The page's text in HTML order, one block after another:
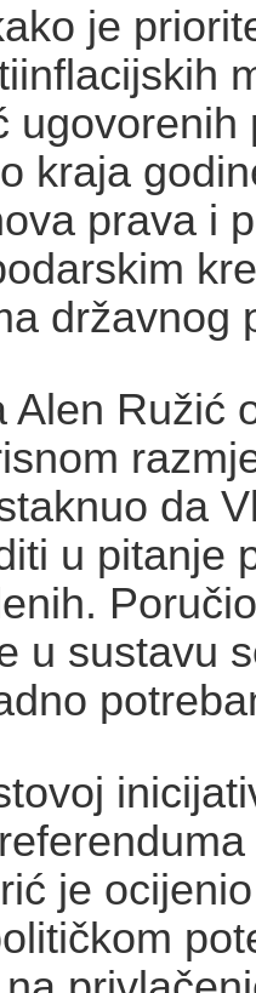
je
ugovorenih
kraja
prava i
državnog
Alen Ružić
da
u pitanje
u sustavu
je